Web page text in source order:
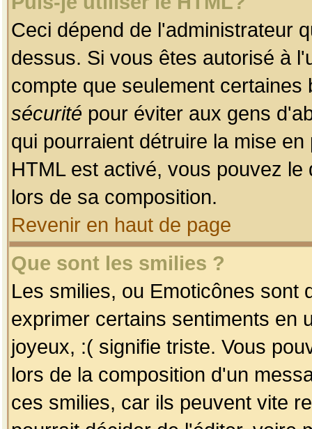
Ceci dépend de l'administrateur
dessus. Si vous êtes autorisé à
compte que seulement
sécurité pour éviter aux gens
qui pourraient détruire la mise
HTML est activé, vous pouvez
lors de sa composition.
Revenir en haut de page
Que sont les smilies ?
Les smilies, ou Emoticônes sont
exprimer certains sentiments en
joyeux, :( signifie triste. Vous
lors de la composition d'un
ces smilies, car ils peuvent vite